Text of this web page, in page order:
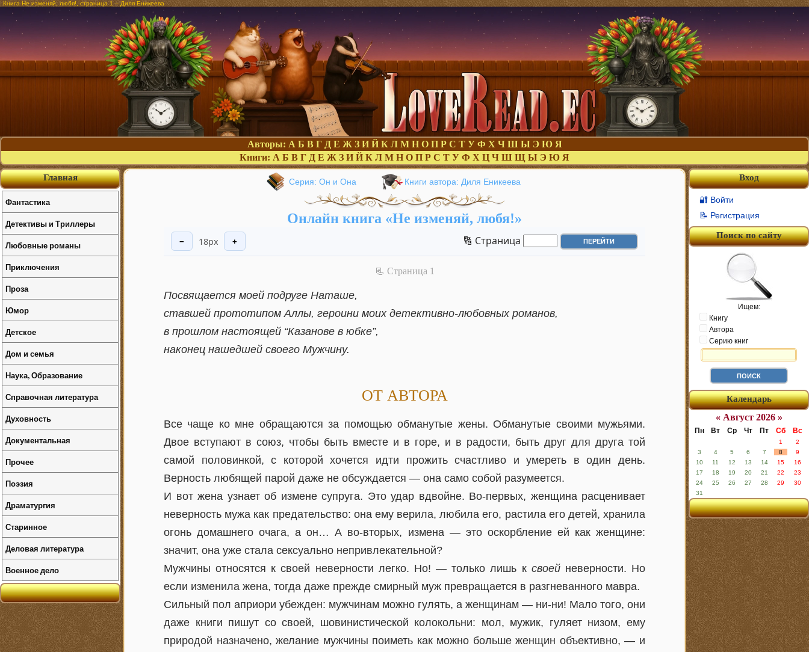
Книга Не изменяй, любя!, страница 1 – Диля Еникеева
Авторы: А Б В Г Д Е Ж З И Й К Л М Н О П Р С Т У Ф Х Ч Ш Ы Э Ю Я
Книги: А Б В Г Д Е Ж З И Й К Л М Н О П Р С Т У Ф Х Ц Ч Ш Щ Ы Э Ю Я
Серия: Он и Она Книги автора: Диля Еникеева
Онлайн книга «Не изменяй, любя!»
− 18px + 🔢 Страница
📃 Cтраница 1
Посвящается моей подруге Наташе,
ставшей прототипом Аллы, героини моих детективно-любовных романов,
в прошлом настоящей “Казанове в юбке”,
наконец нашедшей своего Мужчину.
ОТ АВТОРА
Все чаще ко мне обращаются за помощью обманутые жены. Обманутые своими мужьями.
Двое вступают в союз, чтобы быть вместе и в горе, и в радости, быть друг для друга той
самой половинкой, с которой хочется идти прожить счастливо и умереть в один день.
Верность любящей парой даже не обсуждается — она само собой разумеется.
И вот жена узнает об измене супруга. Это удар вдвойне. Во-первых, женщина расценивает
неверность мужа как предательство: она ему верила, любила его, растила его детей, хранила
огонь домашнего очага, а он… А во-вторых, измена — это оскорбление ей как женщине:
значит, она уже стала сексуально непривлекательной?
Мужчины относятся к своей неверности легко. Но! — только лишь к своейневерности. Но
если изменила жена, тогда даже прежде смирный муж превращается в разгневанного мавра.
Сильный пол априори убежден: мужчинам можно гулять, а женщинам — ни-ни! Мало того, они
даже книги пишут со своей, шовинистической колокольни: мол, мужик, гуляет низом, ему
природой назначено, желание мужчины поиметь как можно больше женщин объективно, — и
Вход
🔐 Войти
📝 Регистрация
Поиск по сайту
Ищем:
Книгу
Автора
Серию книг
Календарь
« Август 2026 »
Пн Вт Ср Чт Пт Сб Вс
1
2
3
4 5 6 7 8
9
10
11 12 13 14 15
16
17
18 19 20 21 22
23
24
25 26 27 28 29
30
31
Главная
Фантастика
Детективы и Триллеры
Любовные романы
Приключения
Проза
Юмор
Детское
Дом и семья
Наука, Образование
Справочная литература
Духовность
Документальная
Прочее
Поэзия
Драматургия
Старинное
Деловая литература
Военное дело